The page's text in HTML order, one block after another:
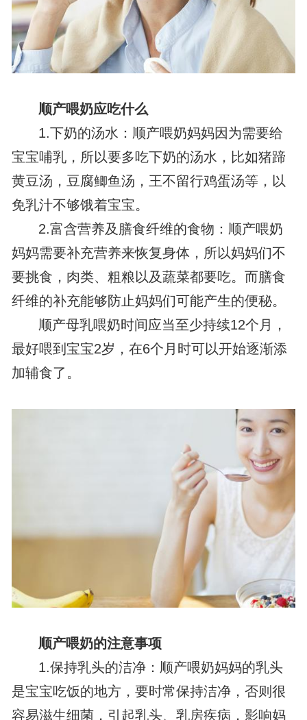
顺产喂奶应吃什么
1.下奶的汤水：顺产喂奶妈妈因为需要给
宝宝哺乳，所以要多吃下奶的汤水，比如猪蹄
黄豆汤，豆腐鲫鱼汤，王不留行鸡蛋汤等，以
免乳汁不够饿着宝宝。
2.富含营养及膳食纤维的食物：顺产喂奶
妈妈需要补充营养来恢复身体，所以妈妈们不
要挑食，肉类、粗粮以及蔬菜都要吃。而膳食
纤维的补充能够防止妈妈们可能产生的便秘。
顺产母乳喂奶时间应当至少持续12个月，
最好喂到宝宝2岁，在6个月时可以开始逐渐添
加辅食了。
顺产喂奶的注意事项
1.保持乳头的洁净：顺产喂奶妈妈的乳头
是宝宝吃饭的地方，要时常保持洁净，否则很
容易滋生细菌，引起乳头、乳房疾病，影响妈